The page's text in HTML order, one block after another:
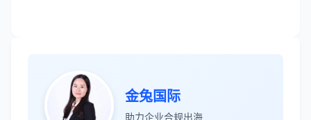
金兔国际
助力企业合规出海
张先生